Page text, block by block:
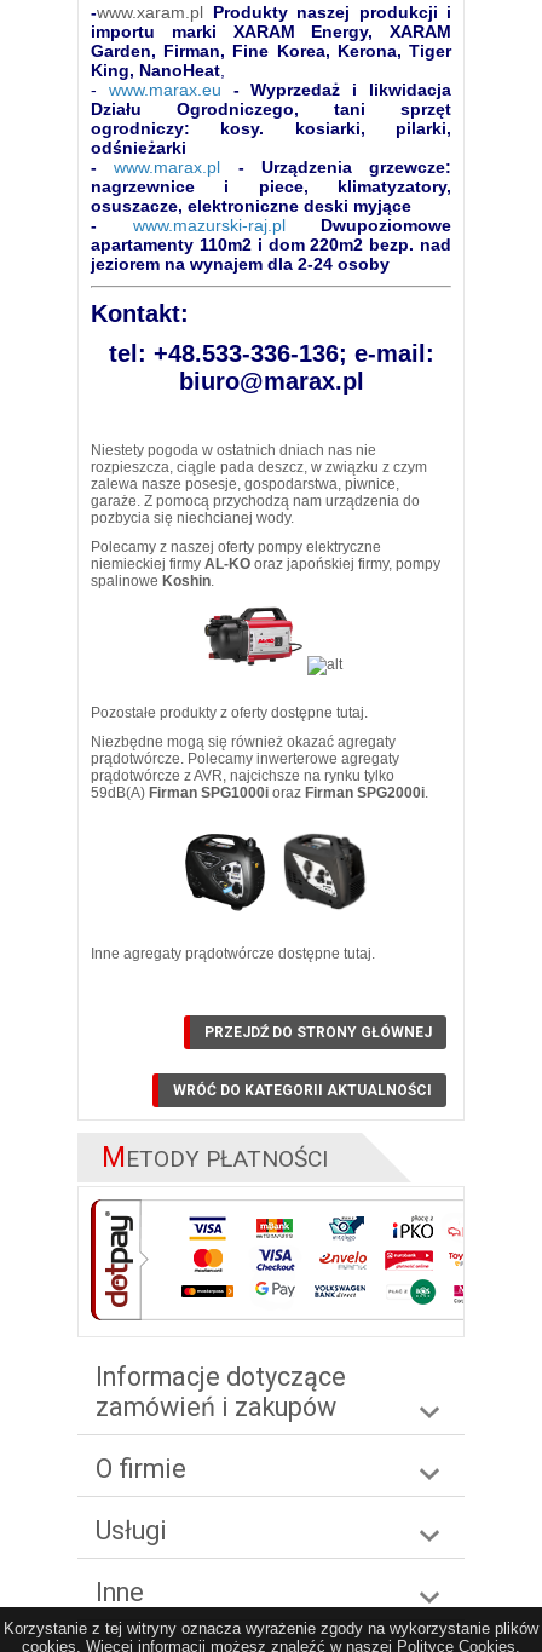
-www.xaram.pl Produkty naszej produkcji i
importu marki XARAM Energy, XARAM
Garden, Firman, Fine Korea, Kerona, Tiger
King, NanoHeat
- www.marax.eu - Wyprzedaż i likwidacja
Działu Ogrodniczego, tani sprzęt
ogrodniczy: kosy. kosiarki, pilarki,
odśnieżarki
-www.marax.pl - Urządzenia grzewcze:
nagrzewnice i piece, klimatyzatory,
osuszacze, elektroniczne deski myjące
- www.mazurski-raj.plDwupoziomowe
apartamenty 110m2 i dom 220m2 bezp. nad
jeziorem na wynajem dla 2-24 osoby
Kontakt:
tel: +48.533-336-136; e-mail:
biuro@marax.pl
Niestety pogoda w ostatnich dniach nas nie
rozpieszcza, ciągle pada deszcz, w związku z czym
zalewa nasze posesje, gospodarstwa, piwnice,
garaże. Z pomocą przychodzą nam urządzenia do
pozbycia się niechcianej wody.
Polecamy z naszej oferty pompy elektryczne
niemieckiej firmy AL-KO oraz japońskiej firmy, pompy
spalinowe Koshin.
Pozostałe produkty z oferty dostępne tutaj.
Niezbędne mogą się również okazać agregaty
prądotwórcze. Polecamy inwerterowe agregaty
prądotwórcze z AVR, najcichsze na rynku tylko
59dB(A) Firman SPG1000i oraz Firman SPG2000i
Inne agregaty prądotwórcze dostępne tutaj.
PRZEJDŹ DO STRONY GŁÓWNEJ
WRÓĆ DO KATEGORII AKTUALNOŚCI
M ETODY PŁATNOŚCI
Informacje dotyczące
zamówień i zakupów
O firmie
Usługi
Inne
Korzystanie z tej witryny oznacza wyrażenie zgody na wykorzystanie plików
cookies. Więcej informacji możesz znaleźć w naszej Polityce Cookies.